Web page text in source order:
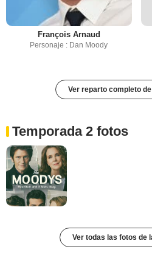
François Arnaud
Personaje : Dan Moody
Ver reparto completo
Temporada 2 fotos
Ver todas las fotos de